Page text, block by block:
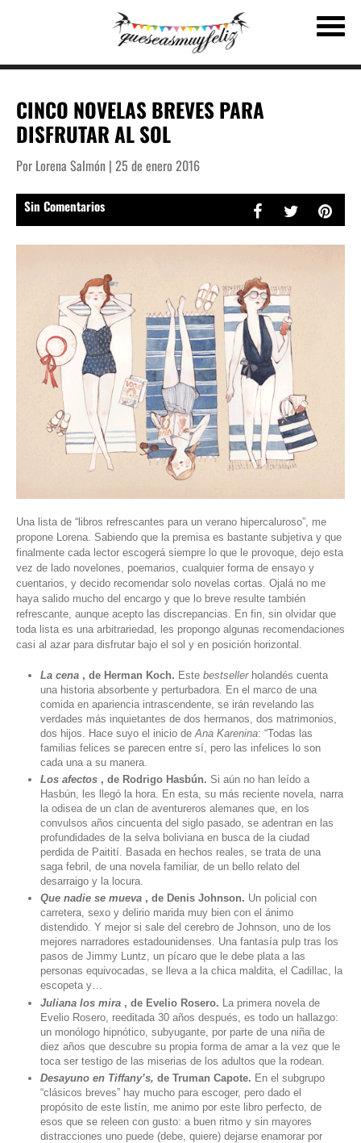
CINCO NOVELAS BREVES PARA
DISFRUTAR AL SOL
Por Lorena Salmón | 25 de enero 2016
Sin Comentarios
Una lista de “libros refrescantes para un verano hipercaluroso”, me
propone Lorena. Sabiendo que la premisa es bastante subjetiva y que
finalmente cada lector escogerá siempre lo que le provoque, dejo esta
vez de lado novelones, poemarios, cualquier forma de ensayo y
cuentarios, y decido recomendar solo novelas cortas. Ojalá no me
haya salido mucho del encargo y que lo breve resulte también
refrescante, aunque acepto las discrepancias. En fin, sin olvidar que
toda lista es una arbitrariedad, les propongo algunas recomendaciones
casi al azar para disfrutar bajo el sol y en posición horizontal.
La cena , de Herman Koch. Este bestsellerholandés cuenta
una historia absorbente y perturbadora. En el marco de una
comida en apariencia intrascendente, se irán revelando las
verdades más inquietantes de dos hermanos, dos matrimonios,
dos hijos. Hace suyo el inicio de Ana Karenina: “Todas las
familias felices se parecen entre sí, pero las infelices lo son
cada una a su manera.
Los afectos , de Rodrigo Hasbún. Si aún no han leído a
Hasbún, les llegó la hora. En esta, su más reciente novela, narra
la odisea de un clan de aventureros alemanes que, en los
convulsos años cincuenta del siglo pasado, se adentran en las
profundidades de la selva boliviana en busca de la ciudad
perdida de Paitití. Basada en hechos reales, se trata de una
saga febril, de una novela familiar, de un bello relato del
desarraigo y la locura.
Que nadie se mueva , de Denis Johnson. Un policial con
carretera, sexo y delirio marida muy bien con el ánimo
distendido. Y mejor si sale del cerebro de Johnson, uno de los
mejores narradores estadounidenses. Una fantasía pulp tras los
pasos de Jimmy Luntz, un pícaro que le debe plata a las
personas equivocadas, se lleva a la chica maldita, el Cadillac, la
escopeta y…
Juliana los mira , de Evelio Rosero. La primera novela de
Evelio Rosero, reeditada 30 años después, es todo un hallazgo:
un monólogo hipnótico, subyugante, por parte de una niña de
diez años que descubre su propia forma de amar a la vez que le
toca ser testigo de las miserias de los adultos que la rodean.
Desayuno en Tiffany’s, de Truman Capote. En el subgrupo
“clásicos breves” hay mucho para escoger, pero dado el
propósito de este listín, me animo por este libro perfecto, de
esos que se releen con gusto: a buen ritmo y sin mayores
distracciones uno puede (debe, quiere) dejarse enamorar por